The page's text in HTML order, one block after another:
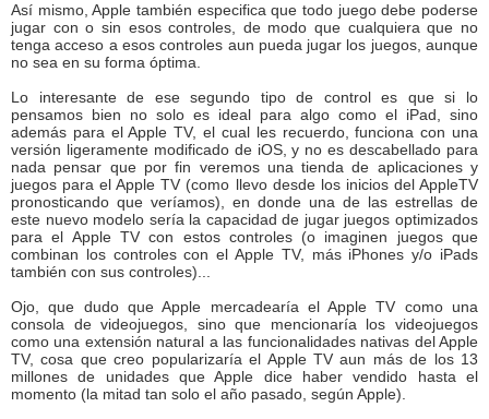
Así mismo, Apple también especifica que todo juego debe poderse
jugar con o sin esos controles, de modo que cualquiera que no
tenga acceso a esos controles aun pueda jugar los juegos, aunque
no sea en su forma óptima.
Lo interesante de ese segundo tipo de control es que si lo
pensamos bien no solo es ideal para algo como el iPad, sino
además para el Apple TV, el cual les recuerdo, funciona con una
versión ligeramente modificado de iOS, y no es descabellado para
nada pensar que por fin veremos una tienda de aplicaciones y
juegos para el Apple TV (como llevo desde los inicios del AppleTV
pronosticando que veríamos), en donde una de las estrellas de
este nuevo modelo sería la capacidad de jugar juegos optimizados
para el Apple TV con estos controles (o imaginen juegos que
combinan los controles con el Apple TV, más iPhones y/o iPads
también con sus controles)...
Ojo, que dudo que Apple mercadearía el Apple TV como una
consola de videojuegos, sino que mencionaría los videojuegos
como una extensión natural a las funcionalidades nativas del Apple
TV, cosa que creo popularizaría el Apple TV aun más de los 13
millones de unidades que Apple dice haber vendido hasta el
momento (la mitad tan solo el año pasado, según Apple).